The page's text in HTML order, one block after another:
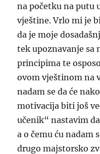
na početku na putu
vještine.Vrlo mi je
da je moje
tekupoznavanjesa
principima te
ovom vještinomna
nadam se da će
motivacija biti još
učenik“ nastavim
a o čemu ću nadam
drugo majstorsko